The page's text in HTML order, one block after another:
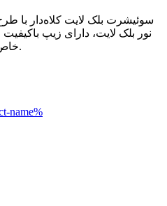
سوئیشرت بلک لایت کلاه‌دار با
نور بلک لایت، دارای زیپ
خاص، فستیوال و مهمانی‌های شبانه.